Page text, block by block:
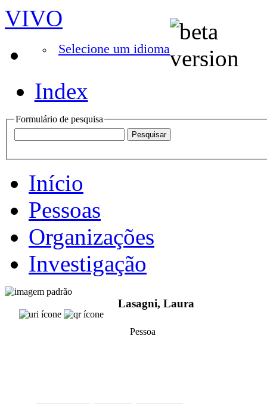
VIVO
Selecione um idioma
Index
Formulário de pesquisa
Início
Pessoas
Organizações
Investigação
Lasagni, Laura
Pessoa